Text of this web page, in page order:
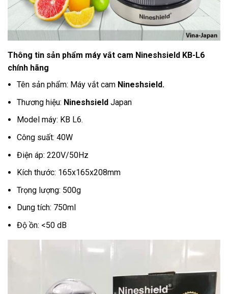
Thông tin sản phẩm máy vắt cam Nineshsield KB-L6
chính hãng
Tên sản phẩm: Máy vắt cam Nineshsield.
Thương hiệu: Nineshsield Japan
Model máy: KB L6.
Công suất: 40W
Điện áp: 220V/50Hz
Kích thước: 165x165x208mm
Trọng lượng: 500g
Dung tích: 750ml
Độ ồn: <50 dB